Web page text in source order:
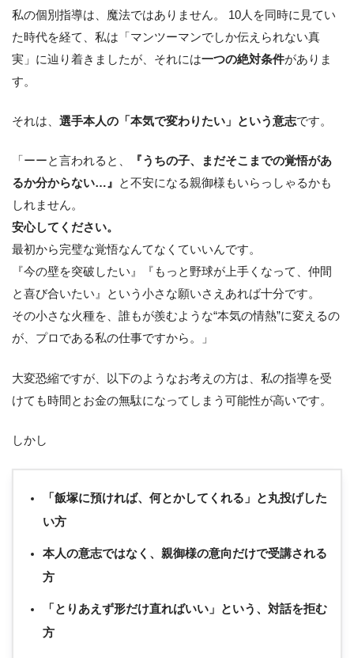
私の個別指導は、魔法ではありません。 10人を同時に見てい
た時代を経て、私は「マンツーマンでしか伝えられない真
実」に辿り着きましたが、それには一つの絶対条件がありま
す。
それは、 選手本人の「本気で変わりたい」という意志です。
「ーーと言われると、
『うちの子、まだそこまでの覚悟があ
るか分からない…』
と不安になる親御様もいらっしゃるかも
しれません。
安心してください。
最初から完璧な覚悟なんてなくていいんです。
『今の壁を突破したい』『もっと野球が上手くなって、仲間
と喜び合いたい』という小さな願いさえあれば十分です。
その小さな火種を、誰もが羨むような“本気の情熱”に変えるの
が、プロである私の仕事ですから。」
大変恐縮ですが、以下のようなお考えの方は、私の指導を受
けても時間とお金の無駄になってしまう可能性が高いです。
しかし
「飯塚に預ければ、何とかしてくれる」と丸投げした
い方
本人の意志ではなく、親御様の意向だけで受講される
方
「とりあえず形だけ直ればいい」という、対話を拒む
方